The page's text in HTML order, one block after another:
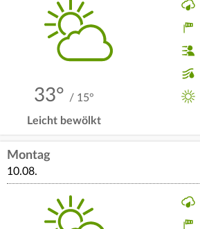
33° / 15°
Leicht bewölkt
Montag
10.08.